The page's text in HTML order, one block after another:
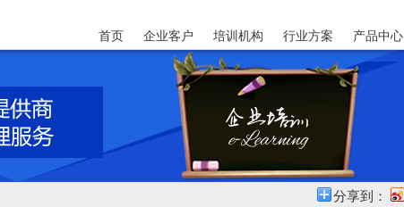
首页 企业客户 培训机构 行业方案 产品中心
分享到：